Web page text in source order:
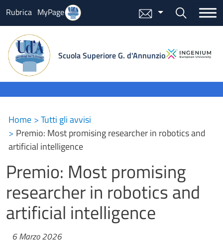
Salta al contenuto principale
Rubrica MyPage Menu mail Bottone
Scuola Superiore G. d'Annunzio
Home
Tutti gli avvisi
Premio: Most promising researcher in robotics and
artificial intelligence
Premio: Most promising
researcher in robotics and
artificial intelligence
6 Marzo 2026